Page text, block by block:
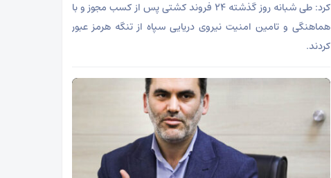
کرد: طی شبانه روز گذشته ۲۴ فروند کشتی پس از کسب مجوز و با
هماهنگی و تامین امنیت نیروی دریایی سپاه از تنگه هرمز عبور
کردند.